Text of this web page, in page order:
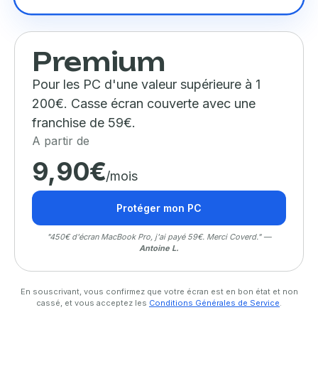
Premium
Pour les PC d'une valeur supérieure à 1
200€. Casse écran couverte avec une
franchise de 59€.
A partir de
9,90€/mois
Protéger mon PC
"450€ d'écran MacBook Pro, j'ai payé 59€. Merci Coverd." —
Antoine L.
En souscrivant, vous confirmez que votre écran est en bon état et non
cassé, et vous acceptez les Conditions Générales de Service.